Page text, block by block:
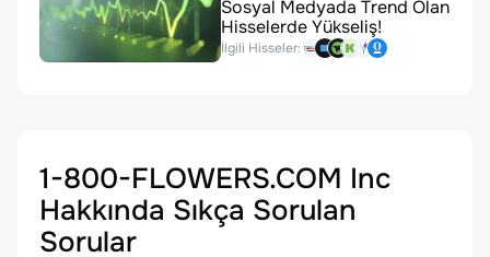
Sosyal Medyada Trend Olan
Hisselerde Yükseliş!
İlgili Hisseler:
1-800-FLOWERS.COM Inc
Hakkında Sıkça Sorulan
Sorular